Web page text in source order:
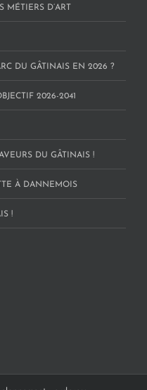
MÉTIERS D’ART
DU GÂTINAIS EN 2026 ?
2026-2041
DU GÂTINAIS !
À DANNEMOIS
!